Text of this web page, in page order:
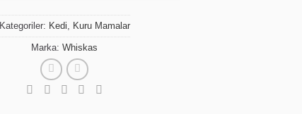
Kategoriler: Kedi, Kuru Mamalar
Marka: Whiskas